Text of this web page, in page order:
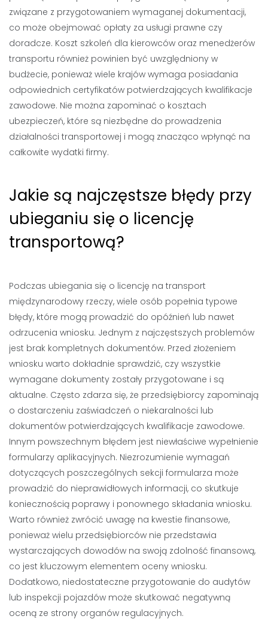
związane z przygotowaniem wymaganej dokumentacji,
co może obejmować opłaty za usługi prawne czy
doradcze. Koszt szkoleń dla kierowców oraz menedżerów
transportu również powinien być uwzględniony w
budżecie, ponieważ wiele krajów wymaga posiadania
odpowiednich certyfikatów potwierdzających kwalifikacje
zawodowe. Nie można zapominać o kosztach
ubezpieczeń, które są niezbędne do prowadzenia
działalności transportowej i mogą znacząco wpłynąć na
całkowite wydatki firmy.
Jakie są najczęstsze błędy przy
ubieganiu się o licencję
transportową?
Podczas ubiegania się o licencję na transport
międzynarodowy rzeczy, wiele osób popełnia typowe
błędy, które mogą prowadzić do opóźnień lub nawet
odrzucenia wniosku. Jednym z najczęstszych problemów
jest brak kompletnych dokumentów. Przed złożeniem
wniosku warto dokładnie sprawdzić, czy wszystkie
wymagane dokumenty zostały przygotowane i są
aktualne. Często zdarza się, że przedsiębiorcy zapominają
o dostarczeniu zaświadczeń o niekaralności lub
dokumentów potwierdzających kwalifikacje zawodowe.
Innym powszechnym błędem jest niewłaściwe wypełnienie
formularzy aplikacyjnych. Niezrozumienie wymagań
dotyczących poszczególnych sekcji formularza może
prowadzić do nieprawidłowych informacji, co skutkuje
koniecznością poprawy i ponownego składania wniosku.
Warto również zwrócić uwagę na kwestie finansowe,
ponieważ wielu przedsiębiorców nie przedstawia
wystarczających dowodów na swoją zdolność finansową,
co jest kluczowym elementem oceny wniosku.
Dodatkowo, niedostateczne przygotowanie do audytów
lub inspekcji pojazdów może skutkować negatywną
oceną ze strony organów regulacyjnych.